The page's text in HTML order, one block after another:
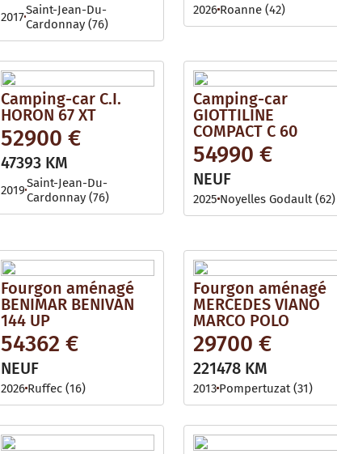
2017Saint-Jean-Du-
Cardonnay (76)
2026 Roanne (42)
Camping-car C.I.
HORON 67 XT
52900 €
47393 KM
2019Saint-Jean-Du-
Cardonnay (76)
Camping-car
GIOTTILINE
COMPACT C 60
54990 €
NEUF
2025 Noyelles Godault (62)
Fourgon aménagé
BENIMAR BENIVAN
144 UP
54362 €
NEUF
2026 Ruffec (16)
Fourgon aménagé
MERCEDES VIANO
MARCO POLO
29700 €
221478 KM
2013 Pompertuzat (31)